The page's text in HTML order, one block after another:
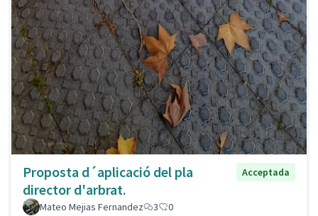
Proposta d´aplicació del pla
director d'arbrat.
Acceptada
Mateo Mejias Fernandez 3 0